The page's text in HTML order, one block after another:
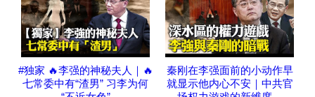
#独家 🔥李强的神秘夫人｜🔥
七常委中有“渣男” 习李为何
秦刚在李强面前的小动作早
就显示他内心不安｜中共官